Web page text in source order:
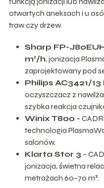
otwartych aneksach i u
traw czy drzew.
Sharp FP-
m³/h, jonizacja
zaprojektowany pod
Philips AC3421/
oczyszczacz z
szybka reakcja
Winix T800 – CADR
technologia
salonów,
Klarta Stor 3 –
jonizacja, świetna
metrażach 60–70 m².